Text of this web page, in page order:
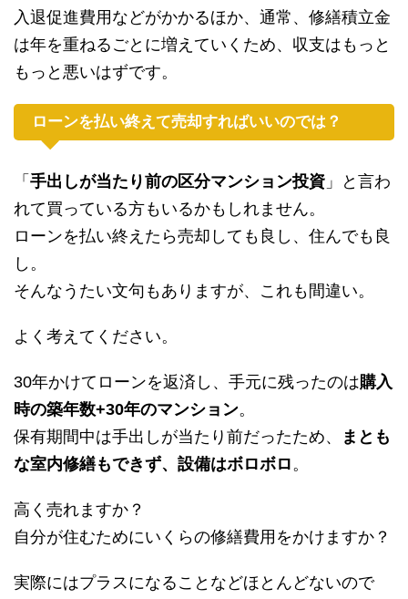
入退促進費用などがかかるほか、通常、修繕積立金
は年を重ねるごとに増えていくため、収支はもっと
もっと悪いはずです。
ローンを払い終えて売却すればいいのでは？
「 手出しが当たり前の区分マンション投資 」と言わ
れて買っている方もいるかもしれません。
ローンを払い終えたら売却しても良し、住んでも良
し。
そんなうたい文句もありますが、これも間違い。
よく考えてください。
30年かけてローンを返済し、手元に残ったのは購入
時の築年数+30年のマンション。
保有期間中は手出しが当たり前だったため、
まとも
な室内修繕もできず、設備はボロボロ 。
高く売れますか？
自分が住むためにいくらの修繕費用をかけますか？
実際にはプラスになることなどほとんどないので